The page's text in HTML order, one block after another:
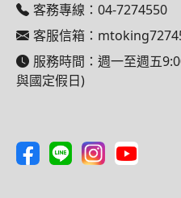
客務專線： 04-7274550
客服信箱：
服務時間：週一至週五
與國定假日)